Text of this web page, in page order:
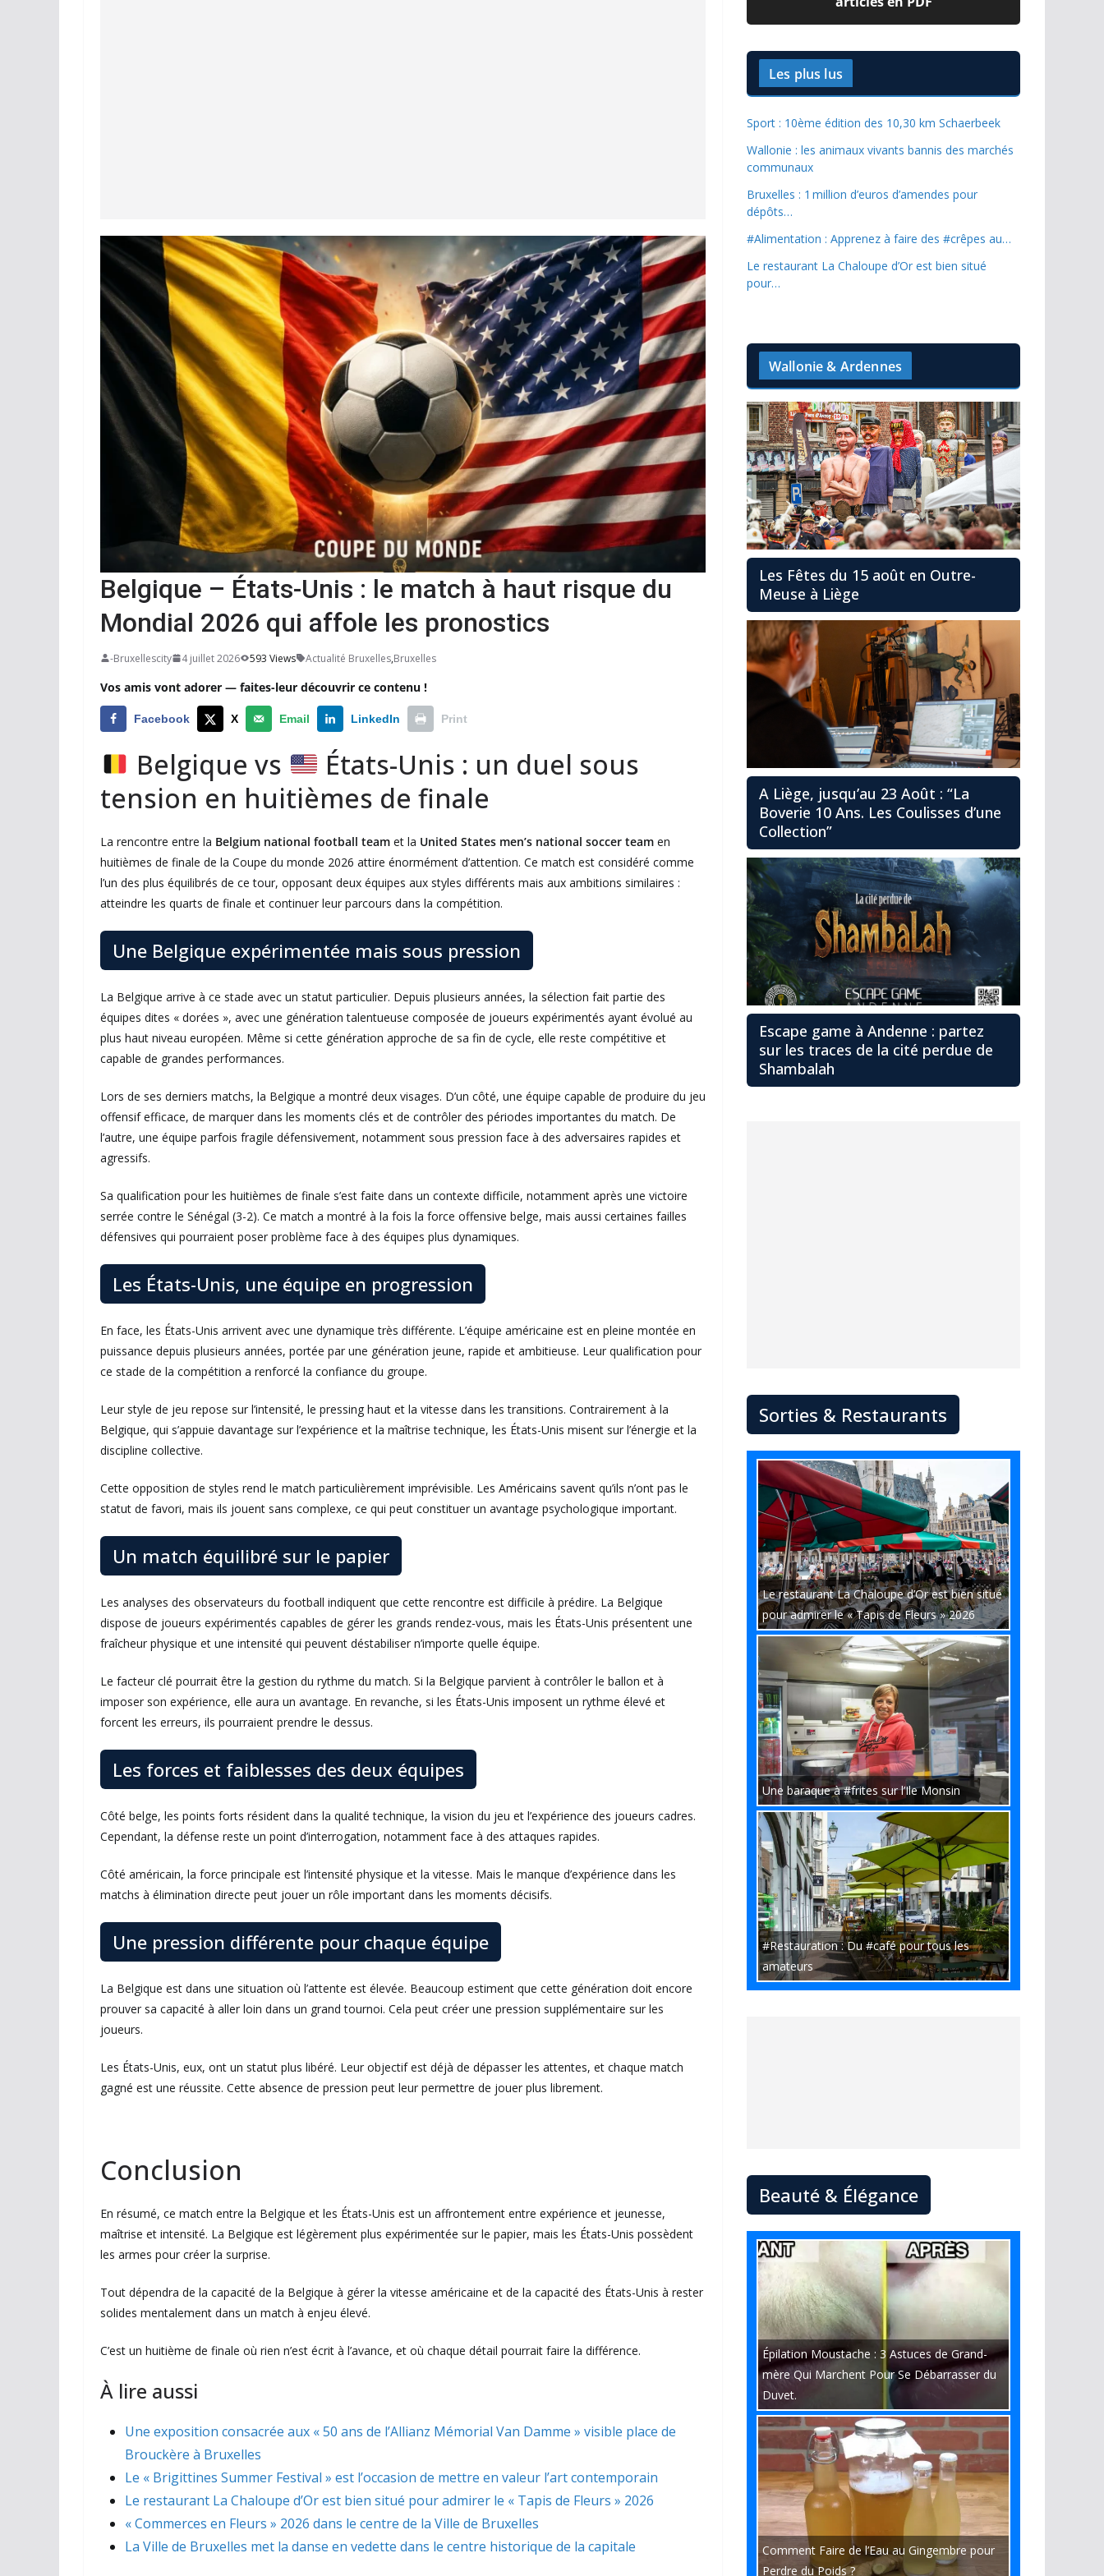
Belgique – États-Unis : le match à haut risque du
Mondial 2026 qui affole les pronostics
-Bruxellescity 4 juillet 2026 593 Views Actualité Bruxelles,Bruxelles
Vos amis vont adorer — faites-leur découvrir ce contenu !
Facebook X Email LinkedIn Print
Belgique vs
États-Unis : un duel sous
tension en huitièmes de finale
La rencontre entre la Belgium national football team et la United States men’s national soccer team en
huitièmes de finale de la Coupe du monde 2026 attire énormément d’attention. Ce match est considéré comme
l’un des plus équilibrés de ce tour, opposant deux équipes aux styles différents mais aux ambitions similaires :
atteindre les quarts de finale et continuer leur parcours dans la compétition.
Une Belgique expérimentée mais sous pression
La Belgique arrive à ce stade avec un statut particulier. Depuis plusieurs années, la sélection fait partie des
équipes dites « dorées », avec une génération talentueuse composée de joueurs expérimentés ayant évolué au
plus haut niveau européen. Même si cette génération approche de sa fin de cycle, elle reste compétitive et
capable de grandes performances.
Lors de ses derniers matchs, la Belgique a montré deux visages. D’un côté, une équipe capable de produire du jeu
offensif efficace, de marquer dans les moments clés et de contrôler des périodes importantes du match. De
l’autre, une équipe parfois fragile défensivement, notamment sous pression face à des adversaires rapides et
agressifs.
Sa qualification pour les huitièmes de finale s’est faite dans un contexte difficile, notamment après une victoire
serrée contre le Sénégal (3-2). Ce match a montré à la fois la force offensive belge, mais aussi certaines failles
défensives qui pourraient poser problème face à des équipes plus dynamiques.
Les États-Unis, une équipe en progression
En face, les États-Unis arrivent avec une dynamique très différente. L’équipe américaine est en pleine montée en
puissance depuis plusieurs années, portée par une génération jeune, rapide et ambitieuse. Leur qualification pour
ce stade de la compétition a renforcé la confiance du groupe.
Leur style de jeu repose sur l’intensité, le pressing haut et la vitesse dans les transitions. Contrairement à la
Belgique, qui s’appuie davantage sur l’expérience et la maîtrise technique, les États-Unis misent sur l’énergie et la
discipline collective.
Cette opposition de styles rend le match particulièrement imprévisible. Les Américains savent qu’ils n’ont pas le
statut de favori, mais ils jouent sans complexe, ce qui peut constituer un avantage psychologique important.
Un match équilibré sur le papier
Les analyses des observateurs du football indiquent que cette rencontre est difficile à prédire. La Belgique
dispose de joueurs expérimentés capables de gérer les grands rendez-vous, mais les États-Unis présentent une
fraîcheur physique et une intensité qui peuvent déstabiliser n’importe quelle équipe.
Le facteur clé pourrait être la gestion du rythme du match. Si la Belgique parvient à contrôler le ballon et à
imposer son expérience, elle aura un avantage. En revanche, si les États-Unis imposent un rythme élevé et
forcent les erreurs, ils pourraient prendre le dessus.
Les forces et faiblesses des deux équipes
Côté belge, les points forts résident dans la qualité technique, la vision du jeu et l’expérience des joueurs cadres.
Cependant, la défense reste un point d’interrogation, notamment face à des attaques rapides.
Côté américain, la force principale est l’intensité physique et la vitesse. Mais le manque d’expérience dans les
matchs à élimination directe peut jouer un rôle important dans les moments décisifs.
Une pression différente pour chaque équipe
La Belgique est dans une situation où l’attente est élevée. Beaucoup estiment que cette génération doit encore
prouver sa capacité à aller loin dans un grand tournoi. Cela peut créer une pression supplémentaire sur les
joueurs.
Les États-Unis, eux, ont un statut plus libéré. Leur objectif est déjà de dépasser les attentes, et chaque match
gagné est une réussite. Cette absence de pression peut leur permettre de jouer plus librement.
Conclusion
En résumé, ce match entre la Belgique et les États-Unis est un affrontement entre expérience et jeunesse,
maîtrise et intensité. La Belgique est légèrement plus expérimentée sur le papier, mais les États-Unis possèdent
les armes pour créer la surprise.
Tout dépendra de la capacité de la Belgique à gérer la vitesse américaine et de la capacité des États-Unis à rester
solides mentalement dans un match à enjeu élevé.
C’est un huitième de finale où rien n’est écrit à l’avance, et où chaque détail pourrait faire la différence.
À lire aussi
Une exposition consacrée aux « 50 ans de l’Allianz Mémorial Van Damme » visible place de
Brouckère à Bruxelles
Le « Brigittines Summer Festival » est l’occasion de mettre en valeur l’art contemporain
Le restaurant La Chaloupe d’Or est bien situé pour admirer le « Tapis de Fleurs » 2026
« Commerces en Fleurs » 2026 dans le centre de la Ville de Bruxelles
La Ville de Bruxelles met la danse en vedette dans le centre historique de la capitale
Les plus lus
Sport : 10ème édition des 10,30 km Schaerbeek
Wallonie : les animaux vivants bannis des marchés
communaux
Bruxelles : 1 million d’euros d’amendes pour
dépôts…
#Alimentation : Apprenez à faire des #crêpes au…
Le restaurant La Chaloupe d’Or est bien situé
pour…
Wallonie & Ardennes
Les Fêtes du 15 août en Outre-
Meuse à Liège
A Liège, jusqu’au 23 Août : “La
Boverie 10 Ans. Les Coulisses d’une
Collection”
Escape game à Andenne : partez
sur les traces de la cité perdue de
Shambalah
Sorties & Restaurants
Le restaurant La Chaloupe d’Or est bien situé
pour admirer le « Tapis de Fleurs » 2026
Une baraque à #frites sur l’Ile Monsin
#Restauration : Du #café pour tous les
amateurs
Beauté & Élégance
Épilation Moustache : 3 Astuces de Grand-
mère Qui Marchent Pour Se Débarrasser du
Duvet.
Comment Faire de l’Eau au Gingembre pour
Perdre du Poids ?